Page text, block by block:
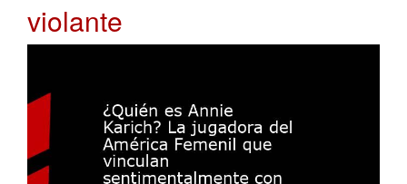
violante